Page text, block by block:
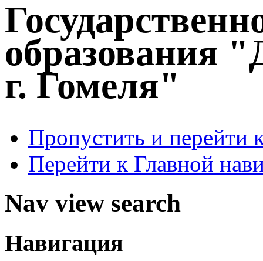
образования
г. Гомеля"
Пропустить и перейти
Перейти к Главной
Nav view search
Навигация